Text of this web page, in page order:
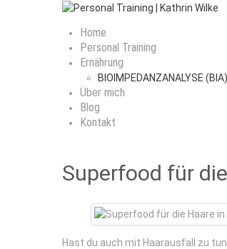
Home
Personal Training
Ernährung
BIOIMPEDANZANALYSE (BIA)
Über mich
Blog
Kontakt
Superfood für
Hast du auch mit Haarausfall zu